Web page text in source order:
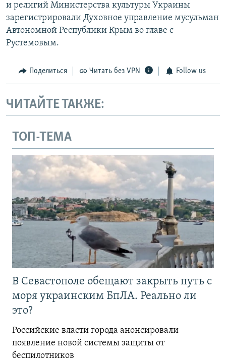
и религий Министерства культуры Украины
зарегистрировали Духовное управление мусульман
Автономной Республики Крым во главе с
Рустемовым.
Поделиться Читать без VPN Follow us
ЧИТАЙТЕ ТАКЖЕ:
ТОП-ТЕМА
В Севастополе обещают закрыть путь с
моря украинским БпЛА. Реально ли
это?
Российские власти города анонсировали
появление новой системы защиты от
беспилотников